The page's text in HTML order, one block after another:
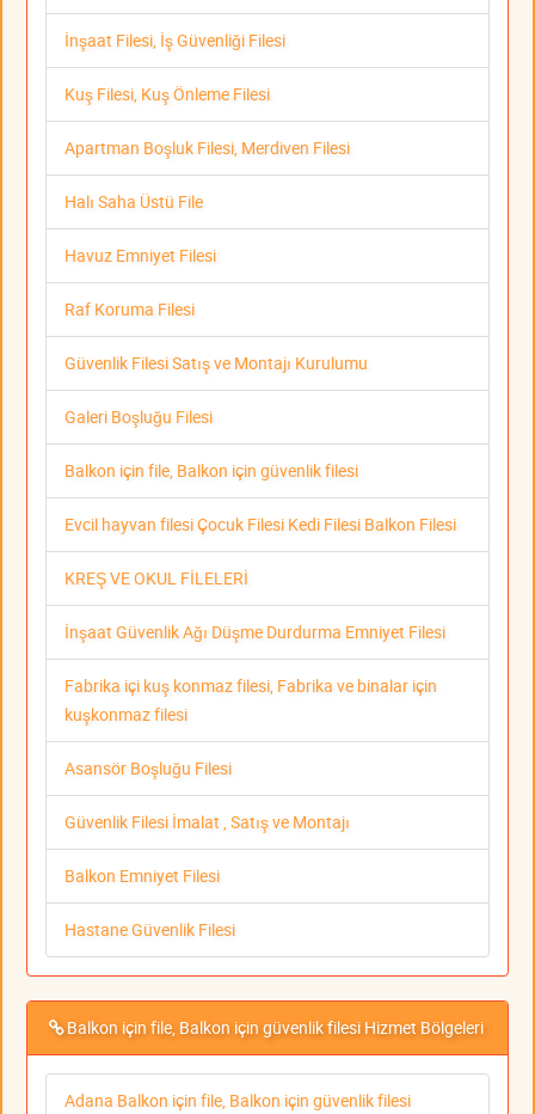
İnşaat Filesi, İş Güvenliği Filesi
Kuş Filesi, Kuş Önleme Filesi
Apartman Boşluk Filesi, Merdiven Filesi
Halı Saha Üstü File
Havuz Emniyet Filesi
Raf Koruma Filesi
Güvenlik Filesi Satış ve Montajı Kurulumu
Galeri Boşluğu Filesi
Balkon için file, Balkon için güvenlik filesi
Evcil hayvan filesi Çocuk Filesi Kedi Filesi Balkon Filesi
KREŞ VE OKUL FİLELERİ
İnşaat Güvenlik Ağı Düşme Durdurma Emniyet Filesi
Fabrika içi kuş konmaz filesi, Fabrika ve binalar için
kuşkonmaz filesi
Asansör Boşluğu Filesi
Güvenlik Filesi İmalat , Satış ve Montajı
Balkon Emniyet Filesi
Hastane Güvenlik Filesi
Balkon için file, Balkon için güvenlik filesi Hizmet Bölgeleri
Adana Balkon için file, Balkon için güvenlik filesi